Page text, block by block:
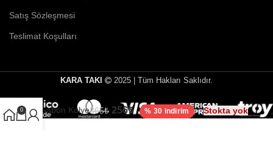
Satış Sözleşmesi
Teslimat Koşulları
KARA TAKI 2025 | Tüm Hakları Saklıdır.
Gabon Kolye365₺ 256₺ % 30 indirim Stokta yok
0